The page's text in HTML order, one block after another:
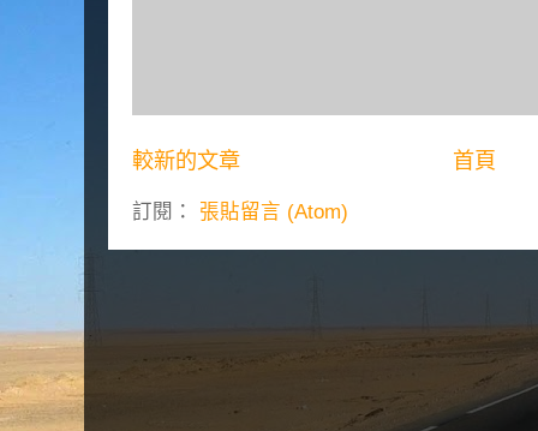
較新的文章 首頁
訂閱： 張貼留言 (Atom)